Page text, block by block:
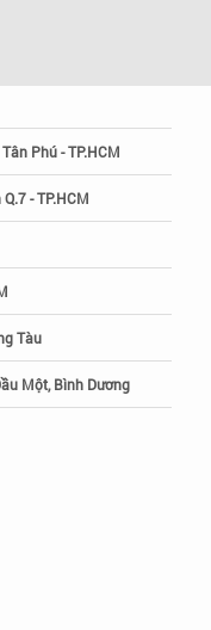
Phú - TP.HCM
- TP.HCM
Tàu
Một, Bình Dương